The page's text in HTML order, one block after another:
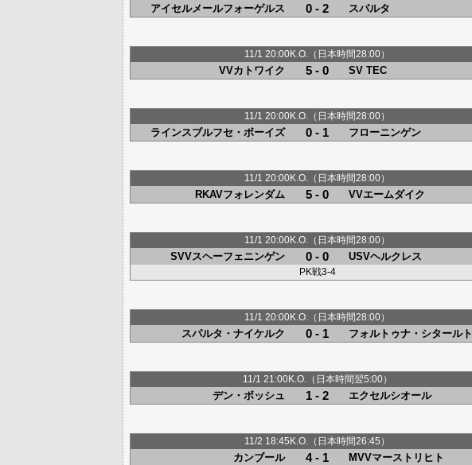
アイセルメールフォーゲルス 0 - 2 スパルタ
11/1 20:00K.O.（日本時間28:00）
VVカトワイク 5 - 0 SV TEC
11/1 20:00K.O.（日本時間28:00）
ラインスブルフセ・ボーイズ 0 - 1 フローニンゲン
11/1 20:00K.O.（日本時間28:00）
RKAVフォレンダム 5 - 0 VVエームダイク
11/1 20:00K.O.（日本時間28:00）
SVVスヘーフェニンゲン 0 - 0 USVヘルクレス
PK戦3-4
11/1 20:00K.O.（日本時間28:00）
スパルタ・ナイケルク 0 - 1 フォルトゥナ・シタールト
11/1 21:00K.O.（日本時間翌5:00）
デン・ボッシュ 1 - 2 エクセルシオール
11/2 18:45K.O.（日本時間26:45）
カンブール 4 - 1 MVVマーストリヒト